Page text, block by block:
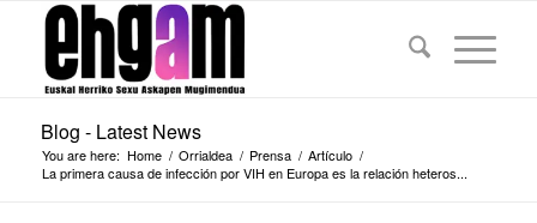
Blog - Latest News
You are here: Home / Orrialdea / Prensa / Artículo /
La primera causa de infección por VIH en Europa es la relación heteros...